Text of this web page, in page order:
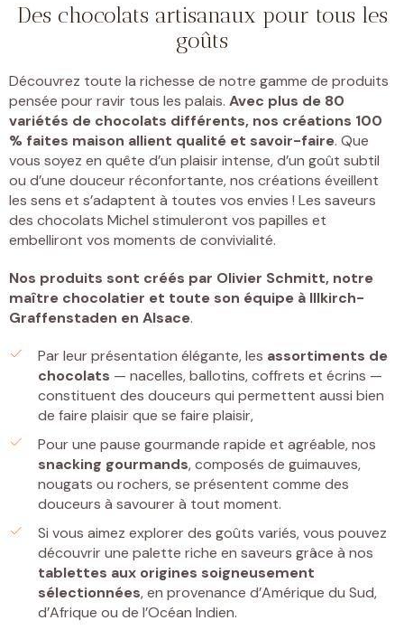
Des chocolats artisanaux pour tous les
goûts
Découvrez toute la richesse de notre gamme de produits
pensée pour ravir tous les palais. Avec plus de 80
variétés de chocolats différents, nos créations 100
% faites maison allient qualité et savoir-faire. Que
vous soyez en quête d’un plaisir intense, d’un goût subtil
ou d’une douceur réconfortante, nos créations éveillent
les sens et s’adaptent à toutes vos envies ! Les saveurs
des chocolats Michel stimuleront vos papilles et
embelliront vos moments de convivialité.
Nos produits sont créés par Olivier Schmitt, notre
maître chocolatier et toute son équipe à Illkirch-
Graffenstaden en Alsace.
Par leur présentation élégante, les assortiments de
chocolats — nacelles, ballotins, coffrets et écrins —
constituent des douceurs qui permettent aussi bien
de faire plaisir que se faire plaisir,
Pour une pause gourmande rapide et agréable, nos
snacking gourmands, composés de guimauves,
nougats ou rochers, se présentent comme des
douceurs à savourer à tout moment.
Si vous aimez explorer des goûts variés, vous pouvez
découvrir une palette riche en saveurs grâce à nos
tablettes aux origines soigneusement
sélectionnées, en provenance d’Amérique du Sud,
d’Afrique ou de l’Océan Indien.